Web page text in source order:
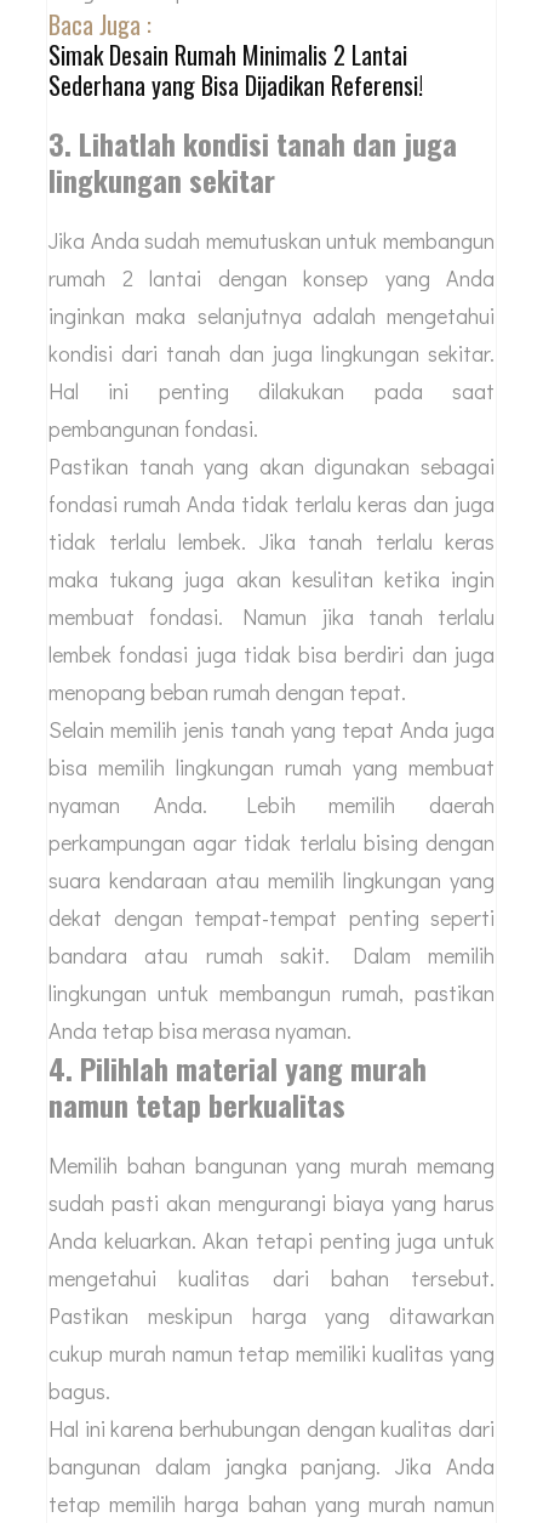
Baca Juga :
Simak Desain Rumah Minimalis 2 Lantai
Sederhana yang Bisa Dijadikan Referensi!
3. Lihatlah kondisi tanah dan juga
lingkungan sekitar
Jika Anda sudah memutuskan untuk membangun
rumah 2 lantai dengan konsep yang Anda
inginkan maka selanjutnya adalah mengetahui
kondisi dari tanah dan juga lingkungan sekitar.
Hal ini penting dilakukan pada saat
pembangunan fondasi.
Pastikan tanah yang akan digunakan sebagai
fondasi rumah Anda tidak terlalu keras dan juga
tidak terlalu lembek. Jika tanah terlalu keras
maka tukang juga akan kesulitan ketika ingin
membuat fondasi. Namun jika tanah terlalu
lembek fondasi juga tidak bisa berdiri dan juga
menopang beban rumah dengan tepat.
Selain memilih jenis tanah yang tepat Anda juga
bisa memilih lingkungan rumah yang membuat
nyaman Anda. Lebih memilih daerah
perkampungan agar tidak terlalu bising dengan
suara kendaraan atau memilih lingkungan yang
dekat dengan tempat-tempat penting seperti
bandara atau rumah sakit. Dalam memilih
lingkungan untuk membangun rumah, pastikan
Anda tetap bisa merasa nyaman.
4. Pilihlah material yang murah
namun tetap berkualitas
Memilih bahan bangunan yang murah memang
sudah pasti akan mengurangi biaya yang harus
Anda keluarkan. Akan tetapi penting juga untuk
mengetahui kualitas dari bahan tersebut.
Pastikan meskipun harga yang ditawarkan
cukup murah namun tetap memiliki kualitas yang
bagus.
Hal ini karena berhubungan dengan kualitas dari
bangunan dalam jangka panjang. Jika Anda
tetap memilih harga bahan yang murah namun